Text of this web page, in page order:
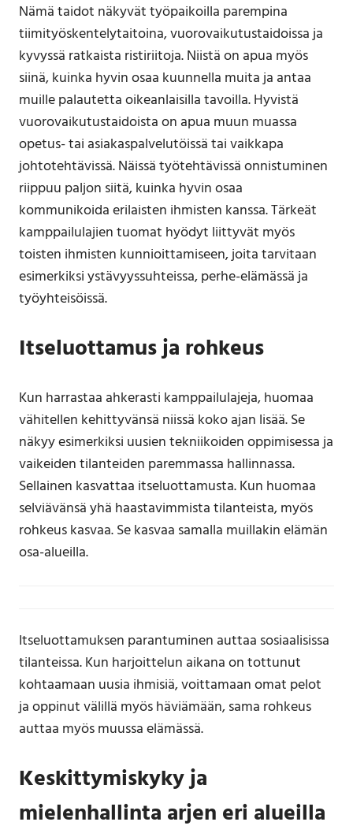
Nämä taidot näkyvät työpaikoilla parempina
tiimityöskentelytaitoina, vuorovaikutustaidoissa ja
kyvyssä ratkaista ristiriitoja. Niistä on apua myös
siinä, kuinka hyvin osaa kuunnella muita ja antaa
muille palautetta oikeanlaisilla tavoilla. Hyvistä
vuorovaikutustaidoista on apua muun muassa
opetus- tai asiakaspalvelutöissä tai vaikkapa
johtotehtävissä. Näissä työtehtävissä onnistuminen
riippuu paljon siitä, kuinka hyvin osaa
kommunikoida erilaisten ihmisten kanssa. Tärkeät
kamppailulajien tuomat hyödyt liittyvät myös
toisten ihmisten kunnioittamiseen, joita tarvitaan
esimerkiksi ystävyyssuhteissa, perhe-elämässä ja
työyhteisöissä.
Itseluottamus ja rohkeus
Kun harrastaa ahkerasti kamppailulajeja, huomaa
vähitellen kehittyvänsä niissä koko ajan lisää. Se
näkyy esimerkiksi uusien tekniikoiden oppimisessa ja
vaikeiden tilanteiden paremmassa hallinnassa.
Sellainen kasvattaa itseluottamusta. Kun huomaa
selviävänsä yhä haastavimmista tilanteista, myös
rohkeus kasvaa. Se kasvaa samalla muillakin elämän
osa-alueilla.
Itseluottamuksen parantuminen auttaa sosiaalisissa
tilanteissa. Kun harjoittelun aikana on tottunut
kohtaamaan uusia ihmisiä, voittamaan omat pelot
ja oppinut välillä myös häviämään, sama rohkeus
auttaa myös muussa elämässä.
Keskittymiskyky ja
mielenhallinta arjen eri alueilla